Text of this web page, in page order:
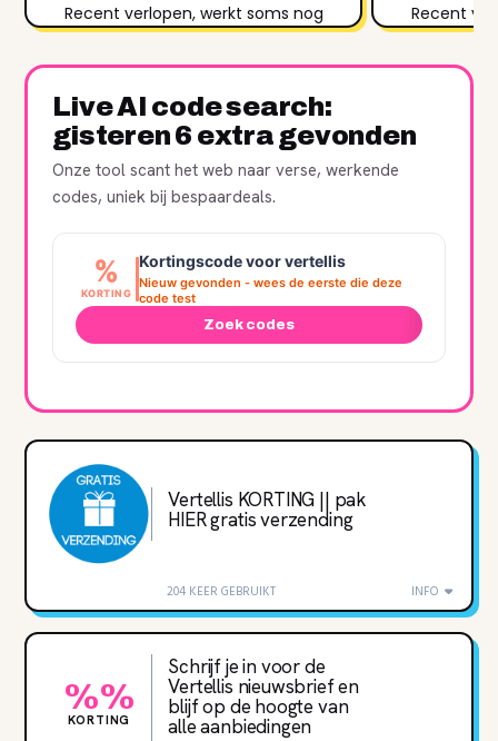
Recent verlopen, werkt soms nog Recent
Live AI code search:
gisteren 6 extra gevonden
Onze tool scant het web naar verse, werkende
codes, uniek bij bespaardeals.
%
KORTING
Kortingscode voor vertellis
Nieuw gevonden - wees de eerste die deze
code test
Zoek codes
Vertellis KORTING || pak
HIER gratis verzending
204 KEER GEBRUIKT INFO
%%
KORTING
Schrijf je in voor de
Vertellis nieuwsbrief en
blijf op de hoogte van
alle aanbiedingen